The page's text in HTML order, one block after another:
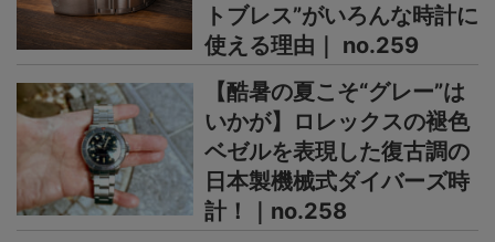
トブレス”がいろんな時計に
使える理由｜ no.259
【酷暑の夏こそ“グレー”は
いかが】ロレックスの褪色
ベゼルを表現した復古調の
日本製機械式ダイバーズ時
計！｜no.258